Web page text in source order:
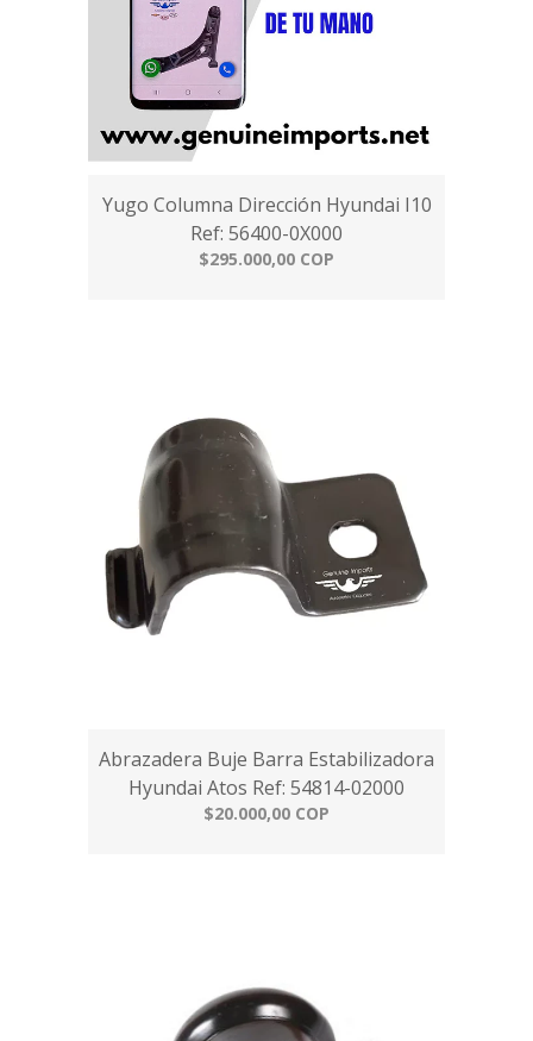
Yugo Columna Dirección Hyundai I10
Ref: 56400-0X000
$295.000,00 COP
Abrazadera Buje Barra Estabilizadora
Hyundai Atos Ref: 54814-02000
$20.000,00 COP